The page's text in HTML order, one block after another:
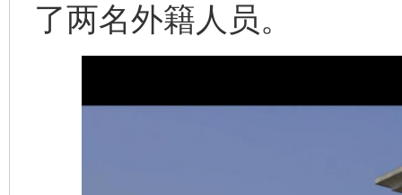
了两名外籍人员。